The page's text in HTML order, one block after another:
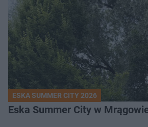
ESKA SUMMER CITY 2026
Eska Summer City w